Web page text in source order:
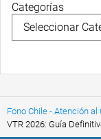
Categorías
Fono Chile - Atención al
VTR 2026: Guía